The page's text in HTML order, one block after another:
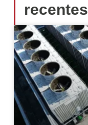
recentes